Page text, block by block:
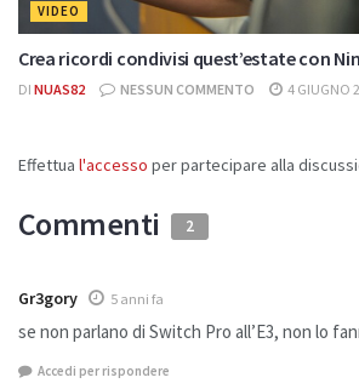
VIDEO
Crea ricordi condivisi quest’estate con
DI NUAS82 NESSUN COMMENTO 4 GIUGNO
Effettua l'accesso per partecipare alla
Commenti 2
Gr3gory 5 anni fa
se non parlano di Switch Pro all’E3, non lo
Accedi per rispondere